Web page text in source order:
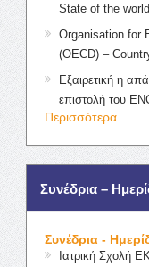
State of the
Organisation for
(OECD) –
Εξαιρετική η
επιστολή του
Περισσότερα
Συνέδρια –
Συνέδρια -
Ιατρική Σχολή